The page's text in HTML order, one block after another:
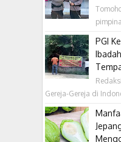
PGI
Gereja-Gereja di